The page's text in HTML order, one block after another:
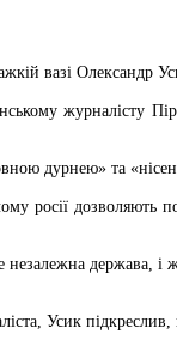
вазі Олександр
журналісту
дурнею» та
росії дозволяють
держава, і
Усик